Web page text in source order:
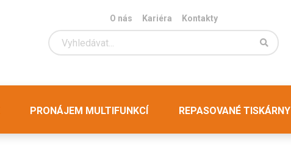
O nás Kariéra Kontakty
PRONÁJEM MULTIFUNKCÍ REPASOVANÉ TISKÁRNY